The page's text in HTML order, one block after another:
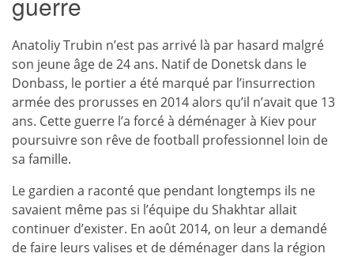
Anatoliy Trubin n’est pas arrivé là par hasard malgré
son jeune âge de 24 ans. Natif de Donetsk dans le
Donbass, le portier a été marqué par l’insurrection
armée des prorusses en 2014 alors qu’il n’avait que 13
ans. Cette guerre l’a forcé à déménager à Kiev pour
poursuivre son rêve de football professionnel loin de
sa famille.
Le gardien a raconté que pendant longtemps ils ne
savaient même pas si l’équipe du Shakhtar allait
continuer d’exister. En août 2014, on leur a demandé
de faire leurs valises et de déménager dans la région